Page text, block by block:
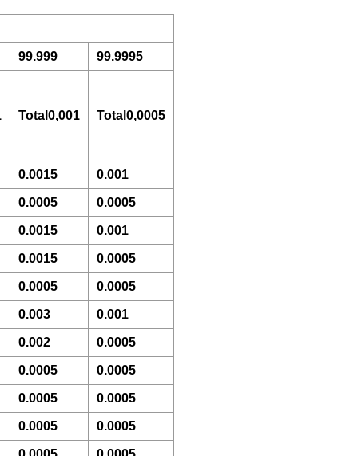
99.999 99.9995
Total0,001 Total0,0005
0.0015 0.001
0.0005 0.0005
0.0015 0.001
0.0015 0.0005
0.0005 0.0005
0.003 0.001
0.002 0.0005
0.0005 0.0005
0.0005 0.0005
0.0005 0.0005